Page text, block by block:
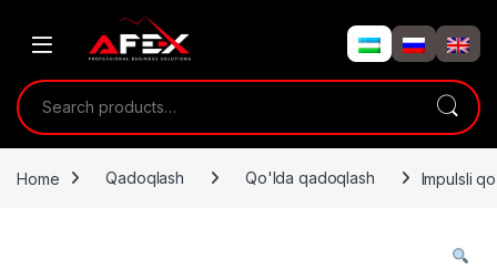
Search for:
Home Qadoqlash Qo'lda qadoqlash Impulsli